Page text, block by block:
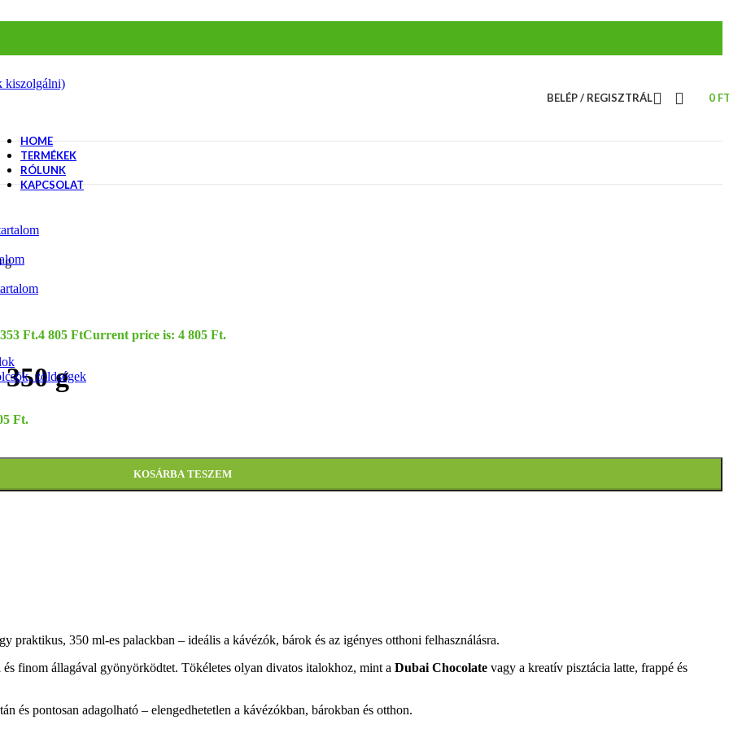
kiszolgálni)
zöldségek
BELÉP / REGISZTRÁL 0
HOME
TERMÉKEK
RÓLUNK
KAPCSOLAT
g
Ft.4 805 FtCurrent price is: 4 805 Ft.
g
Ft.
KOSÁRBA TESZEM
praktikus, 350 ml-es palackban – ideális a kávézók, bárok és az igényes otthoni felhasználásra.
finom állagával gyönyörködtet. Tökéletes olyan divatos italokhoz, mint a Dubai Chocolate vagy a kreatív pisztácia latte, frappé és
és pontosan adagolható – elengedhetetlen a kávézókban, bárokban és otthon.